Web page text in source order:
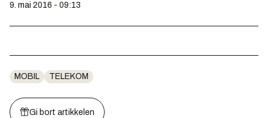
9. mai 2016 - 09:13
MOBIL TELEKOM
Gi bort artikkelen